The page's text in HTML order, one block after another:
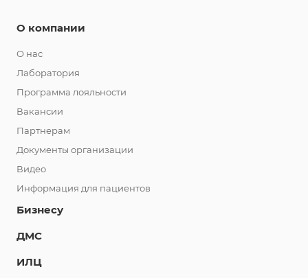
О компании
О нас
Лаборатория
Программа лояльности
Вакансии
Партнерам
Документы организации
Видео
Информация для пациентов
Бизнесу
ДМС
ИЛЦ